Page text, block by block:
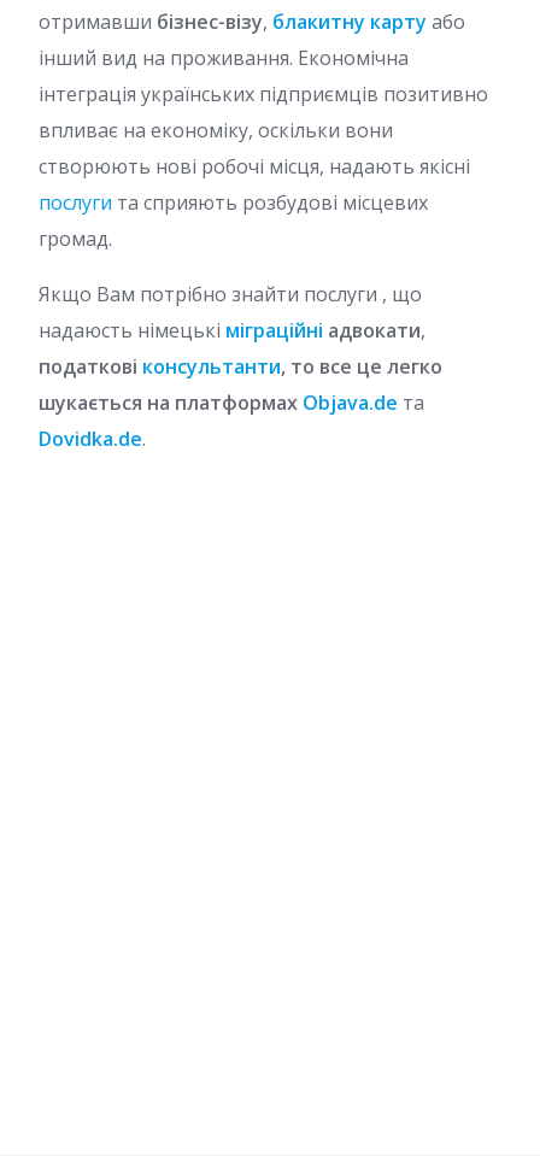
отримавши бізнес-візу, блакитну карту або
інший вид на проживання. Економічна
інтеграція українських підприємців позитивно
впливає на економіку, оскільки вони
створюють нові робочі місця, надають якісні
послуги та сприяють розбудові місцевих
громад.
Якщо Вам потрібно знайти послуги , що
надаюсть німецькі міграційні адвокати,
податкові консультанти, то все це легко
шукається на платформах Objava.de та
Dovidka.de.